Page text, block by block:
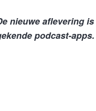
nieuwe aflevering is
podcast-apps.